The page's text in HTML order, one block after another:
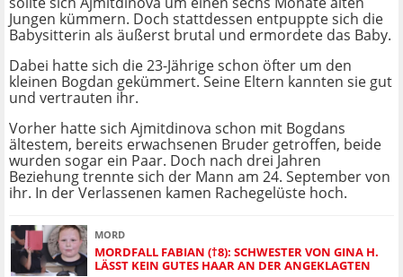
Jungen kümmern. Doch stattdessen entpuppte sich die
Babysitterin als äußerst brutal und ermordete das Baby.
Dabei hatte sich die 23-Jährige schon öfter um den
kleinen Bogdan gekümmert. Seine Eltern kannten sie gut
und vertrauten ihr.
Vorher hatte sich Ajmitdinova schon mit Bogdans
ältestem, bereits erwachsenen Bruder getroffen, beide
wurden sogar ein Paar. Doch nach drei Jahren
Beziehung trennte sich der Mann am 24. September von
ihr. In der Verlassenen kamen Rachegelüste hoch.
MORD
MORDFALL FABIAN (†8): SCHWESTER VON GINA H.
LÄSST KEIN GUTES HAAR AN DER ANGEKLAGTEN